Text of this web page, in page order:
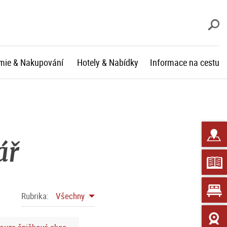
& Nakupování Hotely & Nabídky Informace na cestu
Rubrika: Všechny